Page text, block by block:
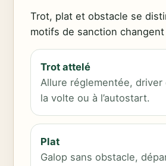
Trot, plat et obstacle se
motifs de sanction
Trot attelé
Allure réglementée,
la volte ou à l’autostart.
Plat
Galop sans obstacle,